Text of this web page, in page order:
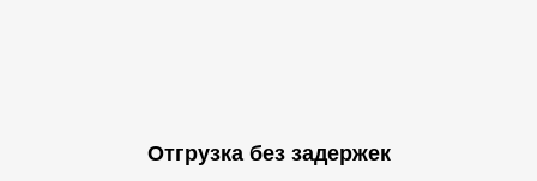
Отгрузка без задержек